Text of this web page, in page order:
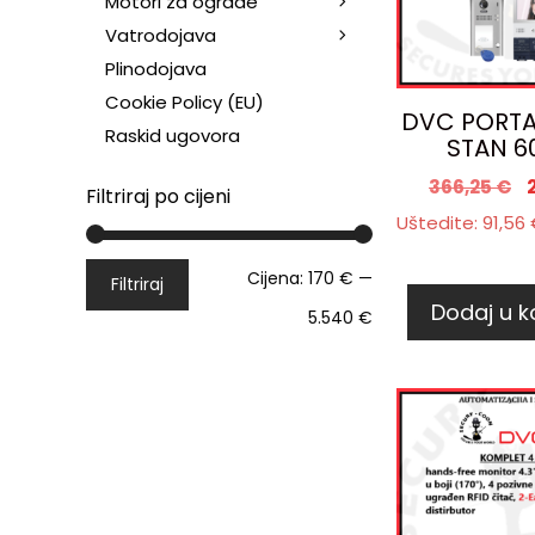
DVC
STAN
366,25€
Uštedite: 91,56
Dodaj u
Vatrodojava
Plinodojava
Cookie Policy (EU)
Raskid ugovora
Filtriraj po cijeni
Filtriraj Cijena: 170 € —
5.540 €